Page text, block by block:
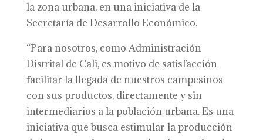
la zona urbana, en una iniciativa de la
Secretaría de Desarrollo Económico.
“Para nosotros, como Administración
Distrital de Cali, es motivo de satisfacción
facilitar la llegada de nuestros campesinos
con sus productos, directamente y sin
intermediarios a la población urbana. Es una
iniciativa que busca estimular la producción